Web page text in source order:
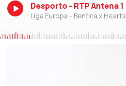
Desporto - RTP Antena 1
Liga Europa - Benfica x Hearts